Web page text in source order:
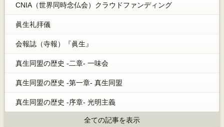
CNIA（世界同時念仏会）クラウドファンディング
眞生礼拝儀
会報誌（寺報）『眞生』
真生同盟の歴史 -二章- 一味会
真生同盟の歴史 -第一章- 真生同盟
真生同盟の歴史 -序章- 光明主義
全ての記事を表示